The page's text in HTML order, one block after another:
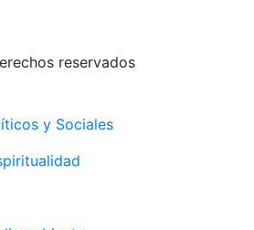
reservados
y Sociales